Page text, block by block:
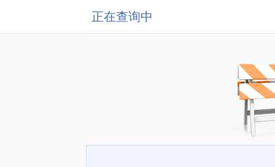
正在查询中